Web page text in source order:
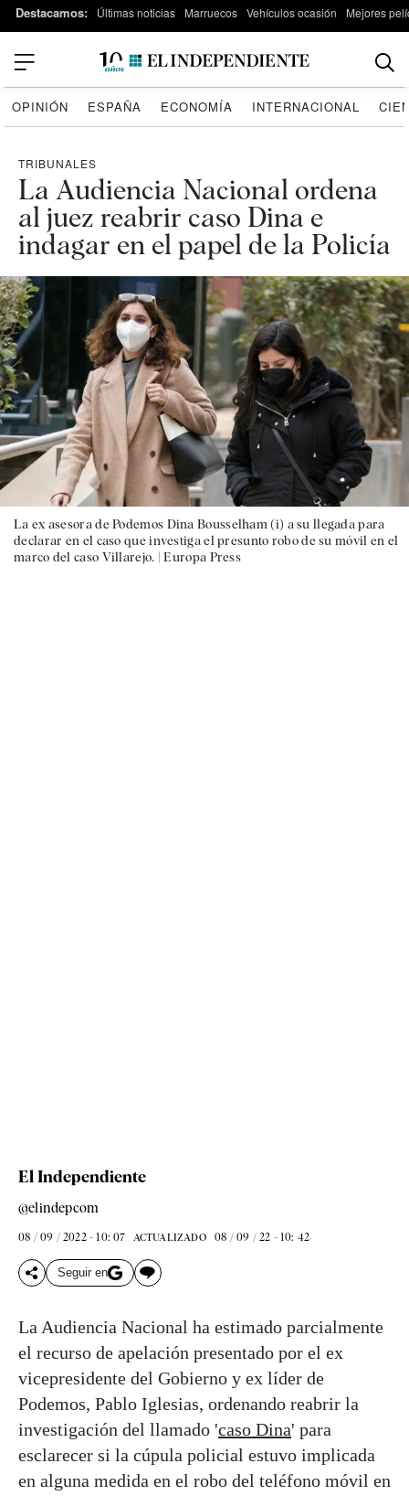
Destacamos: Últimas noticias Marruecos Vehículos ocasión Mejores
OPINIÓN ESPAÑA ECONOMÍA INTERNACIONAL
TRIBUNALES
La Audiencia Nacional ordena
al juez reabrir caso Dina e
indagar en el papel de la Policía
La ex asesora de Podemos Dina Bousselham (i) a su llegada para
declarar en el caso que investiga el presunto robo de su móvil en el
marco del caso Villarejo. |Europa Press
El Independiente
@elindepcom
08 / 09 / 2022 - 10: 07 ACTUALIZADO 08 / 09 / 22 - 10: 42
Seguir en
La Audiencia Nacional ha estimado parcialmente
el recurso de apelación presentado por el ex
vicepresidente del Gobierno y ex líder de
Podemos, Pablo Iglesias, ordenando reabrir la
investigación del llamado 'caso Dina' para
esclarecer si la cúpula policial estuvo implicada
en alguna medida en el robo del teléfono móvil en